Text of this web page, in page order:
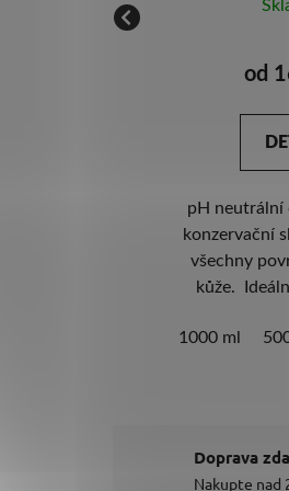
10 000 ml
od
pH neutrální
konzervační
všechny
kůže.
v jednom
1000 ml
Doprava
Nakupte nad